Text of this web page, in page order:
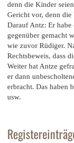
denn die Kinder
Gericht vor, denn die
Darauf Antz: Er habe
gegenüber gemacht
wie zuvor Rüdiger.
Rechtsbeweis, dass
Weiter hat Antze
er dann
erbracht. Das haben
usw.